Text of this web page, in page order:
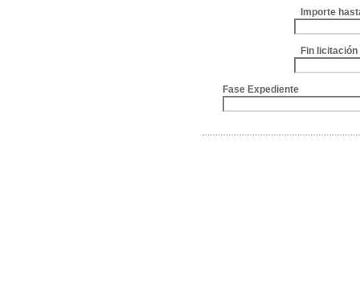
Importe
Fin
Fase Expediente